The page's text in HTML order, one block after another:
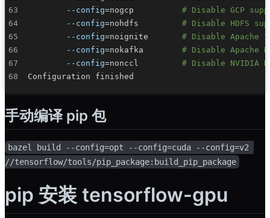
--config=nogcp # Disable GCP
--config=nohdfs # Disable HDFS
--config=noignite # Disable Apache
--config=nokafka # Disable Apache
--config=nonccl # Disable NVIDIA
手动编译 pip 包
bazel build --config=opt --config=cuda --config=v2
//tensorflow/tools/pip_package:build_pip_package
pip 安装 tensorflow-gpu